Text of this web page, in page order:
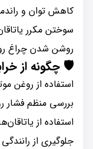
کاهش توان و
سوختن مکرر
روشن شدن چراغ
🛡️ چگونه از
استفاده از روغن
بررسی منظم فشار
استفاده از
جلوگیری از